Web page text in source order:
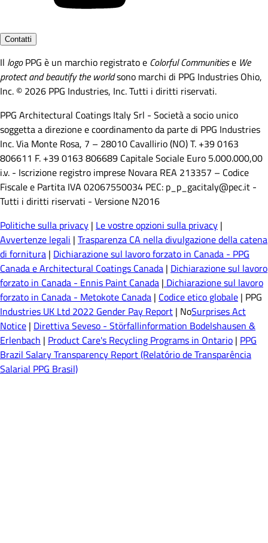
Contatti
Il logoPPG è un marchio registrato e Colorful Communitiese We
protect and beautify the worldsono marchi di PPG Industries Ohio,
Inc. © 2026 PPG Industries, Inc. Tutti i diritti riservati.
PPG Architectural Coatings Italy Srl - Società a socio unico
soggetta a direzione e coordinamento da parte di PPG Industries
Inc. Via Monte Rosa, 7 – 28010 Cavallirio (NO) T. +39 0163
806611 F. +39 0163 806689 Capitale Sociale Euro 5.000.000,00
i.v. - Iscrizione registro imprese Novara REA 213357 – Codice
Fiscale e Partita IVA 02067550034 PEC: p_p_gacitaly@pec.it -
Tutti i diritti riservati - Versione N2016
Politiche sulla privacy | Le vostre opzioni sulla privacy |
Avvertenze legali | Trasparenza CA nella divulgazione della catena
di fornitura | Dichiarazione sul lavoro forzato in Canada - PPG
Canada e Architectural Coatings Canada | Dichiarazione sul lavoro
forzato in Canada - Ennis Paint Canada | Dichiarazione sul lavoro
forzato in Canada - Metokote Canada | Codice etico globale | PPG
Industries UK Ltd 2022 Gender Pay Report | NoSurprises Act
Notice | Direttiva Seveso - Störfallinformation Bodelshausen &
Erlenbach | Product Care's Recycling Programs in Ontario | PPG
Brazil Salary Transparency Report (Relatório de Transparência
Salarial PPG Brasil)